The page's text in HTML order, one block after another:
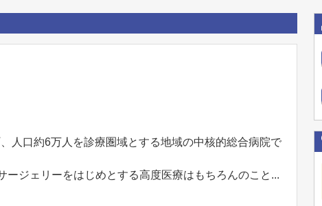
人口約6万人を診療圏域とする地域の中核的総合病院で
ージェリーをはじめとする高度医療はもちろんのこと...